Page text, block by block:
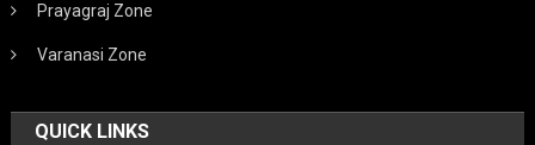
Prayagraj Zone
Varanasi Zone
QUICK LINKS